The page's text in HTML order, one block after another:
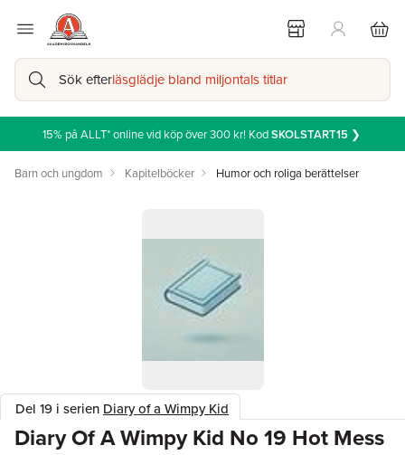
Sök efterläsglädje bland miljontals titlar
15% på ALLT* online vid köp över 300 kr! KodSKOLSTART15❯
Barn och ungdom Kapitelböcker Humor och roliga berättelser
Del 19 i serien Diary of a Wimpy Kid
Diary Of A Wimpy Kid No 19 Hot Mess